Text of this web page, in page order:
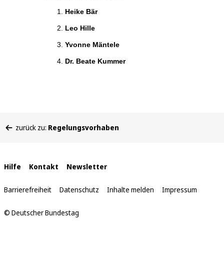
Heike Bär
Leo Hille
Yvonne Mäntele
Dr. Beate Kummer
befinden
zurück zu: Regelungsvorhaben
Interne
Links
Hilfe Kontakt Newsletter
Barrierefreiheit Datenschutz Inhalte melden Impressum
© Deutscher Bundestag